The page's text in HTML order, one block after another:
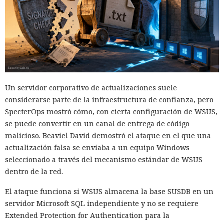
Un servidor corporativo de actualizaciones suele
considerarse parte de la infraestructura de confianza, pero
SpecterOps mostró cómo, con cierta configuración de WSUS,
se puede convertir en un canal de entrega de código
malicioso. Beaviel David demostró el ataque en el que una
actualización falsa se enviaba a un equipo Windows
seleccionado a través del mecanismo estándar de WSUS
dentro de la red.
El ataque funciona si WSUS almacena la base SUSDB en un
servidor Microsoft SQL independiente y no se requiere
Extended Protection for Authentication para la